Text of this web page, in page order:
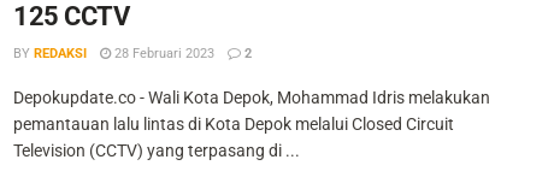
125 CCTV
BY REDAKSI 28 Februari 2023 2
Depokupdate.co - Wali Kota Depok, Mohammad Idris melakukan
pemantauan lalu lintas di Kota Depok melalui Closed Circuit
Television (CCTV) yang terpasang di ...